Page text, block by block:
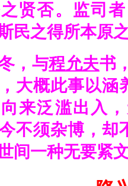
贤否。监司
民之得所本原
与程允夫书
大概此事以涵
来泛滥出入
不须杂博，却
间一种无要紧